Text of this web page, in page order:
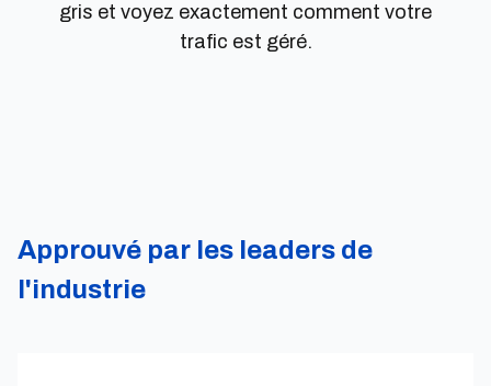
gris et voyez exactement comment votre
trafic est géré.
Approuvé par les leaders de
l'industrie